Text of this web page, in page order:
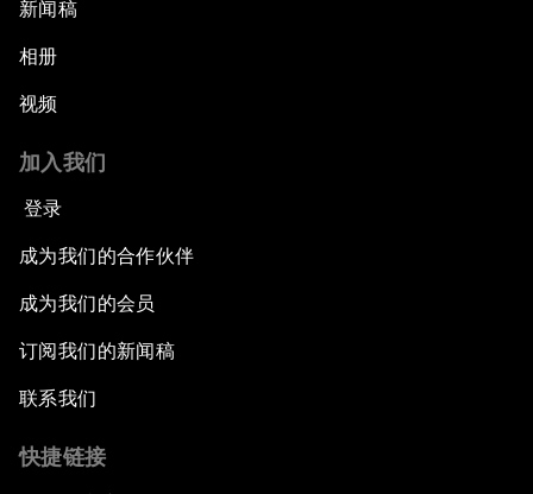
新闻稿
相册
视频
加入我们
登录
成为我们的合作伙伴
成为我们的会员
订阅我们的新闻稿
联系我们
快捷链接